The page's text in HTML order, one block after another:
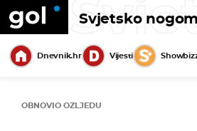
Dnevnik.hr Vijesti
OBNOVIO OZLJEDU